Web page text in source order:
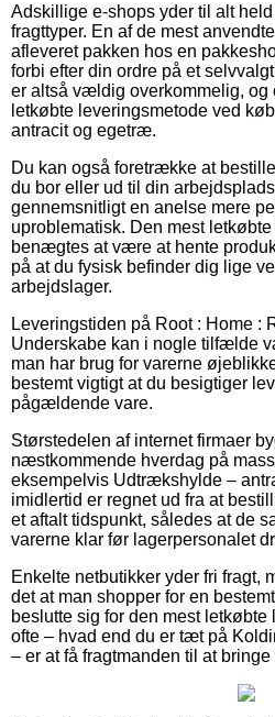
Adskillige e-shops yder til alt
fragttyper. En af de mest
afleveret pakken hos en
forbi efter din ordre på et
er altså vældig overkommelig, og
letkøbte leveringsmetode ved
antracit og egetræ.
Du kan også foretrække at
du bor eller ud til din
gennemsnitligt en anelse mere
uproblematisk. Den mest
benægtes at være at hente
på at du fysisk befinder dig lige
arbejdslager.
Leveringstiden på Root : Home :
Underskabe kan i nogle tilfælde
man har brug for varerne
bestemt vigtigt at du besigtiger
pågældende vare.
Størstedelen af internet firmaer
næstkommende hverdag på
eksempelvis Udtrækshylde –
imidlertid er regnet ud fra at
et aftalt tidspunkt, således at de
varerne klar før lagerpersonalet
Enkelte netbutikker yder fri fragt,
det at man shopper for en
beslutte sig for den mest
ofte – hvad end du er tæt på
– er at få fragtmanden til at